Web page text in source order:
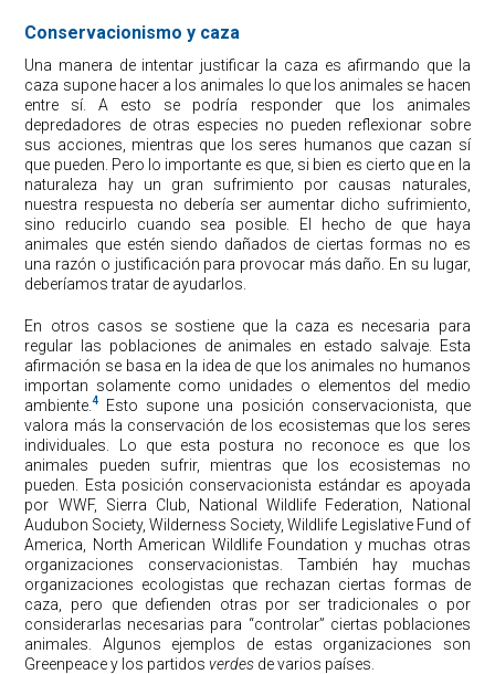
Conservacionismo y caza
Una manera de intentar justificar la caza es afirmando que la
caza supone hacer a los animales lo que los animales se hacen
entre sí. A esto se podría responder que los animales
depredadores de otras especies no pueden reflexionar sobre
sus acciones, mientras que los seres humanos que cazan sí
que pueden. Pero lo importante es que, si bien es cierto que en la
naturaleza hay un gran sufrimiento por causas naturales,
nuestra respuesta no debería ser aumentar dicho sufrimiento,
sino reducirlo cuando sea posible. El hecho de que haya
animales que estén siendo dañados de ciertas formas no es
una razón o justificación para provocar más daño. En su lugar,
deberíamos tratar de ayudarlos.
En otros casos se sostiene que la caza es necesaria para
regular las poblaciones de animales en estado salvaje. Esta
afirmación se basa en la idea de que los animales no humanos
importan solamente como unidades o elementos del medio
ambiente.4
Esto supone una posición conservacionista, que
valora más la conservación de los ecosistemas que los seres
individuales. Lo que esta postura no reconoce es que los
animales pueden sufrir, mientras que los ecosistemas no
pueden. Esta posición conservacionista estándar es apoyada
por WWF, Sierra Club, National Wildlife Federation, National
Audubon Society, Wilderness Society, Wildlife Legislative Fund of
America, North American Wildlife Foundation y muchas otras
organizaciones conservacionistas. También hay muchas
organizaciones ecologistas que rechazan ciertas formas de
caza, pero que defienden otras por ser tradicionales o por
considerarlas necesarias para “controlar” ciertas poblaciones
animales. Algunos ejemplos de estas organizaciones son
Greenpeace y los partidosverdes de varios países.